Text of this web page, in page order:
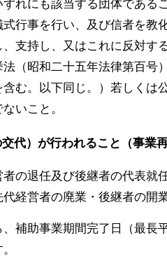
れにも該当する団体であるこ
行事を行い、及び信者を教
支持し、又はこれに反対す
（昭和二十五年法律第百号
む。以下同じ。）若しくは
いこと。
代）が行われること（事業
の退任及び後継者の代表就
経営者の廃業・後継者の開
補助事業期間完了日（最長